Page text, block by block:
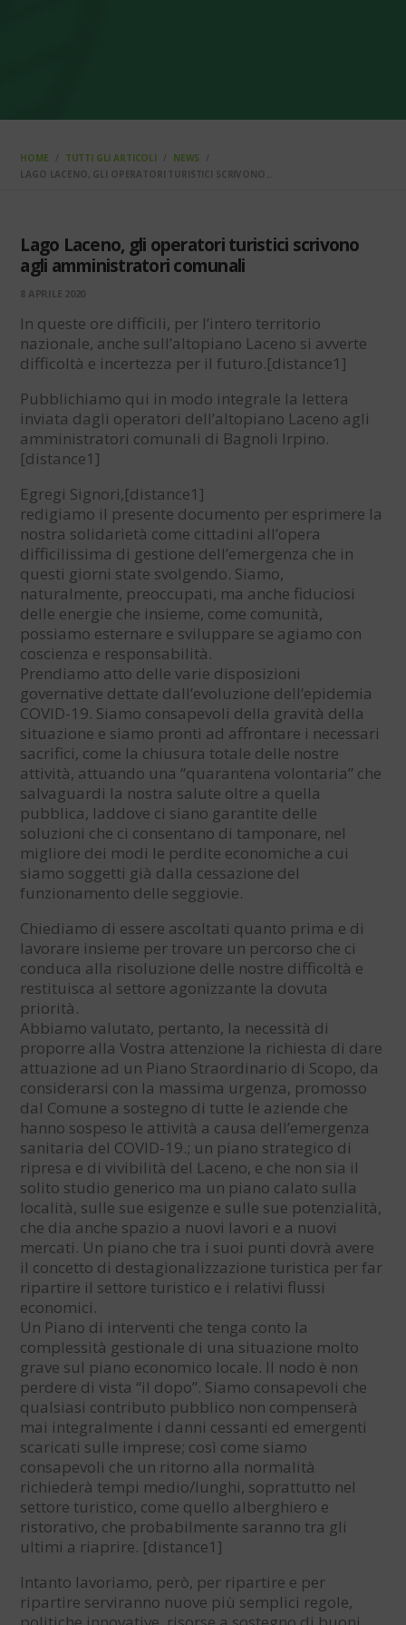
HOME TUTTI GLI ARTICOLI
NEWS
LAGO LACENO, GLI OPERATORI TURISTICI SCRIVONO...
Lago Laceno, gli operatori turistici scrivono
agli amministratori comunali
8 APRILE 2020
In queste ore difficili, per l’intero territorio
nazionale, anche sull’altopiano Laceno si avverte
difficoltà e incertezza per il futuro.[distance1]
Pubblichiamo qui in modo integrale la lettera
inviata dagli operatori dell’altopiano Laceno agli
amministratori comunali di Bagnoli Irpino.
[distance1]
Egregi Signori,[distance1]
redigiamo il presente documento per esprimere la
nostra solidarietà come cittadini all’opera
difficilissima di gestione dell’emergenza che in
questi giorni state svolgendo. Siamo,
naturalmente, preoccupati, ma anche fiduciosi
delle energie che insieme, come comunità,
possiamo esternare e sviluppare se agiamo con
coscienza e responsabilità.
Prendiamo atto delle varie disposizioni
governative dettate dall’evoluzione dell’epidemia
COVID-19. Siamo consapevoli della gravità della
situazione e siamo pronti ad affrontare i necessari
sacrifici, come la chiusura totale delle nostre
attività, attuando una “quarantena volontaria” che
salvaguardi la nostra salute oltre a quella
pubblica, laddove ci siano garantite delle
soluzioni che ci consentano di tamponare, nel
migliore dei modi le perdite economiche a cui
siamo soggetti già dalla cessazione del
funzionamento delle seggiovie.
Chiediamo di essere ascoltati quanto prima e di
lavorare insieme per trovare un percorso che ci
conduca alla risoluzione delle nostre difficoltà e
restituisca al settore agonizzante la dovuta
priorità.
Abbiamo valutato, pertanto, la necessità di
proporre alla Vostra attenzione la richiesta di dare
attuazione ad un Piano Straordinario di Scopo, da
considerarsi con la massima urgenza, promosso
dal Comune a sostegno di tutte le aziende che
hanno sospeso le attività a causa dell’emergenza
sanitaria del COVID-19.; un piano strategico di
ripresa e di vivibilità del Laceno, e che non sia il
solito studio generico ma un piano calato sulla
località, sulle sue esigenze e sulle sue potenzialità,
che dia anche spazio a nuovi lavori e a nuovi
mercati. Un piano che tra i suoi punti dovrà avere
il concetto di destagionalizzazione turistica per far
ripartire il settore turistico e i relativi flussi
economici.
Un Piano di interventi che tenga conto la
complessità gestionale di una situazione molto
grave sul piano economico locale. Il nodo è non
perdere di vista “il dopo”. Siamo consapevoli che
qualsiasi contributo pubblico non compenserà
mai integralmente i danni cessanti ed emergenti
scaricati sulle imprese; così come siamo
consapevoli che un ritorno alla normalità
richiederà tempi medio/lunghi, soprattutto nel
settore turistico, come quello alberghiero e
ristorativo, che probabilmente saranno tra gli
ultimi a riaprire. [distance1]
Intanto lavoriamo, però, per ripartire e per
ripartire serviranno nuove più semplici regole,